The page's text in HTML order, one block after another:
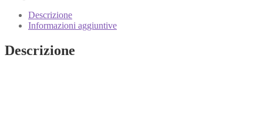
Descrizione
Informazioni aggiuntive
Descrizione